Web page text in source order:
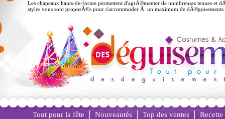
Les chapeaux hauts-de-forme permettent d'agrÃ©menter de nombreuses tenues
styles vous sont proposÃ©s pour s'accommoder Ã un maximum de dÃ©guisements.
Tout pour la fête Nouveautés Top des ventes